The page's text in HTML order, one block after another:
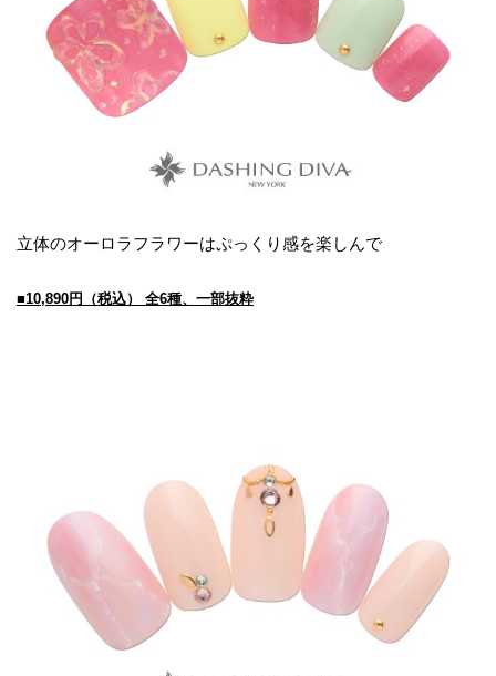
立体のオーロラフラワーはぷっくり感を楽しんで
■10,890円（税込） 全6種、一部抜粋